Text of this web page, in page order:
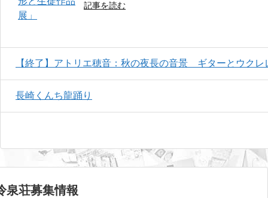
記事を読む
【終了】アトリエ穂音：秋の夜長の音景 ギターとウクレ
長崎くんち龍踊り
泉荘募集情報